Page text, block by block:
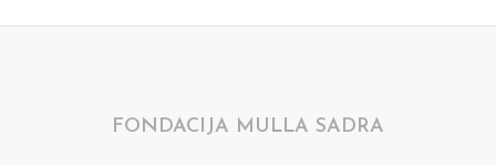
FONDACIJA MULLA SADRA